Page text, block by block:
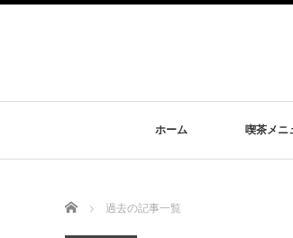
ホーム 喫茶メニ
Home 過去の記事一覧